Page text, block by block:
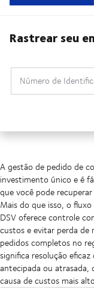
Rastrear seu
Número de
A gestão de pedido de
investimento único e é
que você pode
Mais do que isso, o
DSV oferece controle
custos e evitar perda de
pedidos completos no
significa resolução
antecipada ou atrasada,
causa de custos mais